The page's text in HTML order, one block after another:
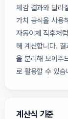
체감 결과와 달라
가치 공식을 사용
자동이체 직후처
해 계산합니다.
을 분리해 보여주
로 활용할 수 있습
계산식 기준